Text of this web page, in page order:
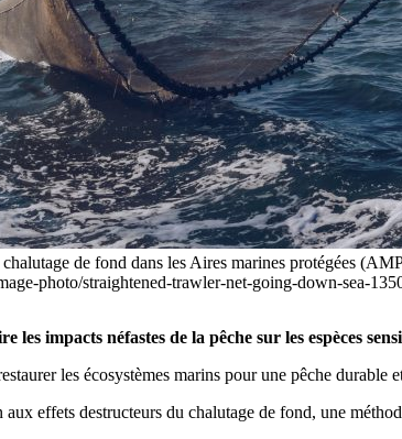
de fond dans les Aires marines protégées
photo/straightened-trawler-net-going-down-sea-
les impacts néfastes de la pêche sur les espèces
les écosystèmes marins pour une pêche
aux effets destructeurs du chalutage de fond, une